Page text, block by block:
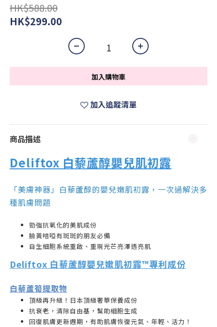
HK$588.00
HK$299.00
加入購物車
加入追蹤清單
商品描述
Deliftox 白藜蘆醇嬰兒肌初露
「美膚神器」白藜蘆醇的嬰兒嫩肌初露，一次過解決多
種肌膚問題
勁強抗氧化的美肌成份
臉黃喑啞有斑斑的朋友必備
自生細胞系統重啟、重現光芒亮澤透亮肌
Deliftox 白藜蘆醇嬰兒嫰肌初露™️專利成份
白藜蘆筍提取物
頂級再升級！日本頂級奢華保養成份
抗衰老，清除自由基，幫助細胞生成
回復肌膚更新週期，有助肌膚恢復元氣、年輕、活力！